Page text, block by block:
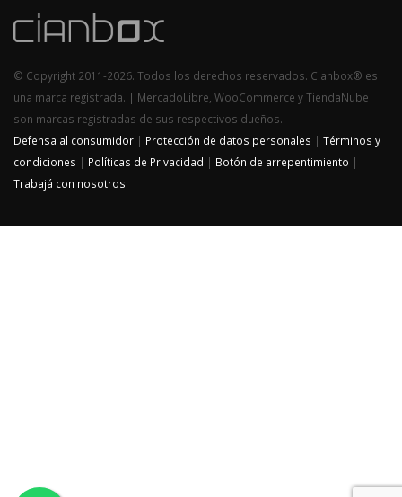
© Copyright 2011-2026. Todos los derechos reservados. Cianbox® es
una marca registrada. | MercadoLibre, WooCommerce y TiendaNube
son marcas registradas de sus respectivos dueños.
Defensa al consumidor | Protección de datos personales | Términos y
condiciones | Políticas de Privacidad | Botón de arrepentimiento |
Trabajá con nosotros